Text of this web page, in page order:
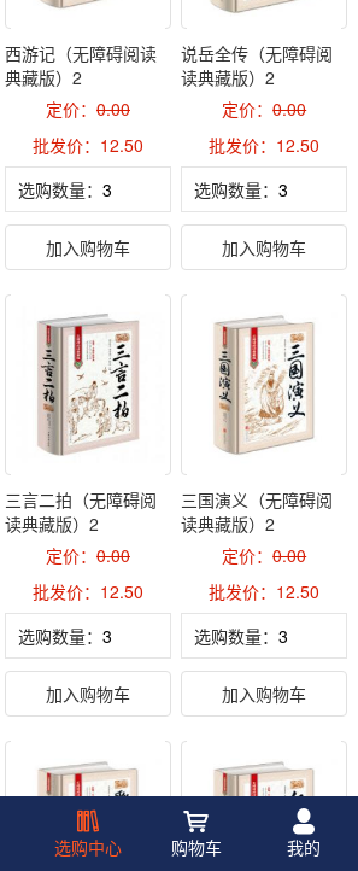
西游记（无障碍阅读
典藏版）2
定价： 0.00
批发价：12.50
选购数量：
加入购物车
说岳全传（无障碍阅
读典藏版）2
定价：0.00
批发价：12.50
选购数量：
加入购物车
三言二拍（无障碍阅
读典藏版）2
定价： 0.00
批发价：12.50
选购数量：
加入购物车
三国演义（无障碍阅
读典藏版）2
定价：0.00
批发价：12.50
选购数量：
加入购物车
选购中心 购物车 我的